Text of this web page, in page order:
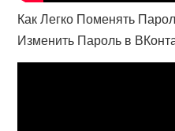
Как Легко Поменять
Изменить Пароль в